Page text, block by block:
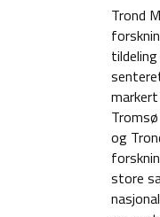
Trond
og
store